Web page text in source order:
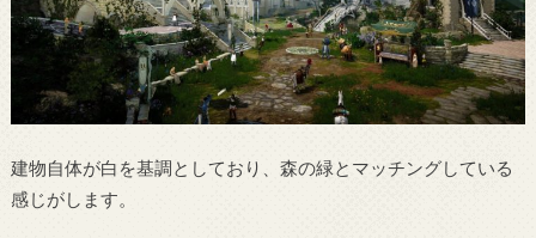
建物自体が白を基調としており、森の緑とマッチングしている
感じがします。